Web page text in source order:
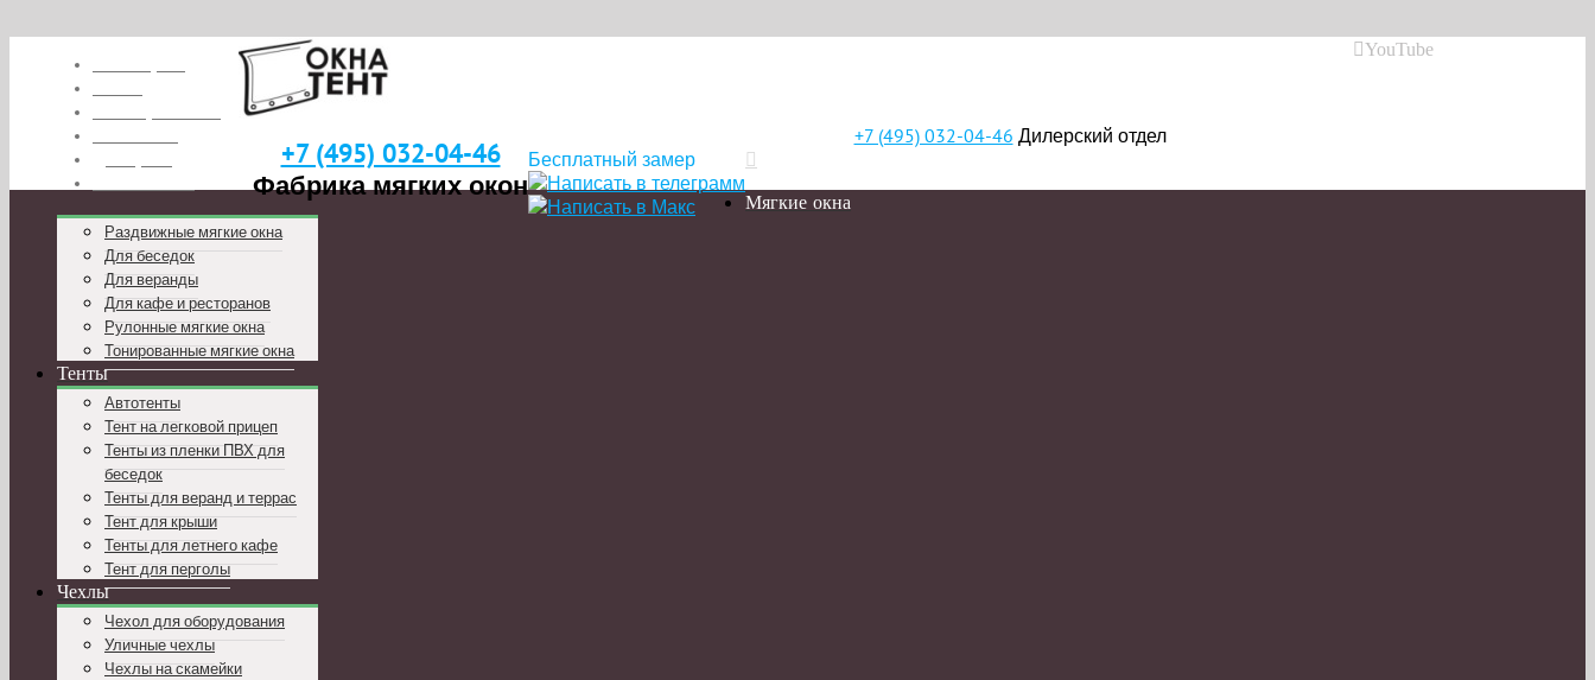
YouTube
+7 (495) 032-04-46
Фабрика мягких окон
+7 (495) 032-04-46 Дилерский отдел
Бесплатный замер
Мягкие окна
Раздвижные мягкие окна
Для беседок
Для веранды
Для кафе и ресторанов
Рулонные мягкие окна
Тонированные мягкие окна
Тенты
Автотенты
Тент на легковой прицеп
Тенты из пленки ПВХ для
беседок
Тенты для веранд и террас
Тент для крыши
Тенты для летнего кафе
Тент для перголы
Чехлы
Чехол для оборудования
Уличные чехлы
Чехлы на скамейки